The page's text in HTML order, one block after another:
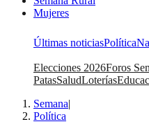
Mujeres
Últimas noticiasPolítica
Elecciones 2026Foros
PatasSaludLoterías
Semana|
Política